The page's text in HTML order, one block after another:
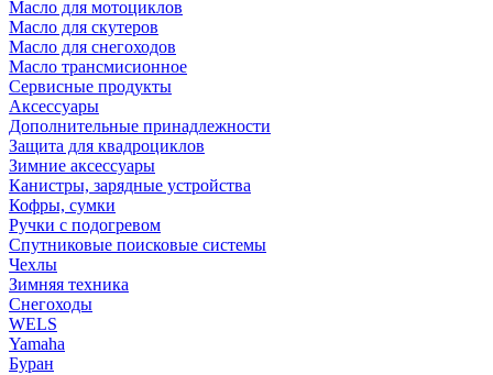
Масло для мотоциклов
Масло для скутеров
Масло для снегоходов
Масло трансмисионное
Сервисные продукты
Аксессуары
Дополнительные принадлежности
Защита для квадроциклов
Зимние аксессуары
Канистры, зарядные устройства
Кофры, сумки
Ручки с подогревом
Спутниковые поисковые системы
Чехлы
Зимняя техника
Снегоходы
WELS
Yamaha
Буран